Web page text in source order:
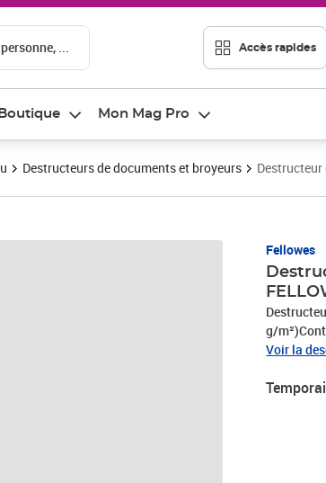
... Accès rapides
Boutique Mon Mag Pro
Destructeurs de documents et broyeurs Destructeur
Fellowes
g/
Voir la